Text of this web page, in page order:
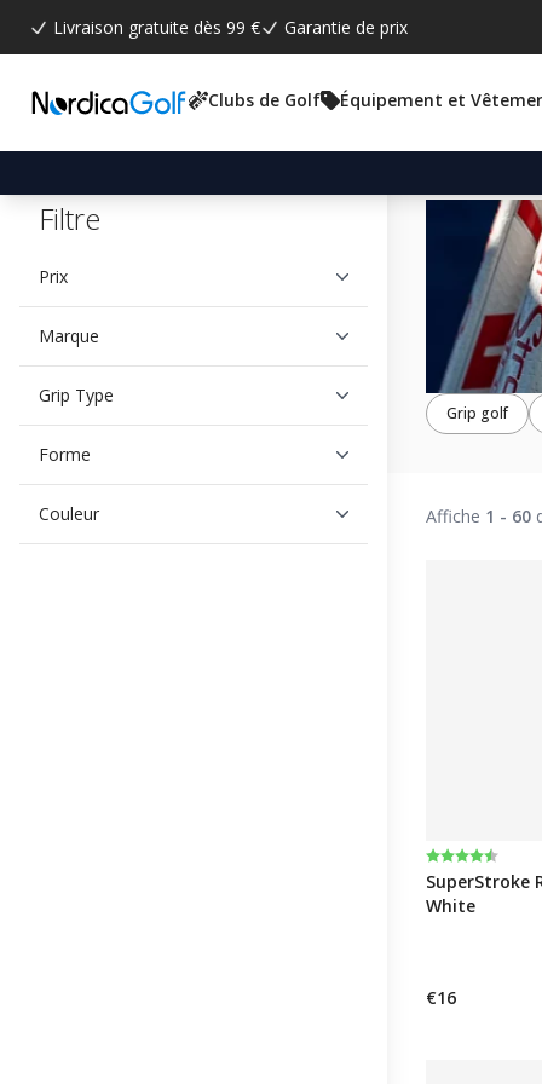
Livraison gratuite dès 99 € Garantie de prix
Clubs de Golf Équipement et
Filtre
Prix
Marque
Grip Type
Forme
Couleur
Grip golf
Affiche 1 - 60
Note:
4.8 sur 5
SuperStroke
White
€16